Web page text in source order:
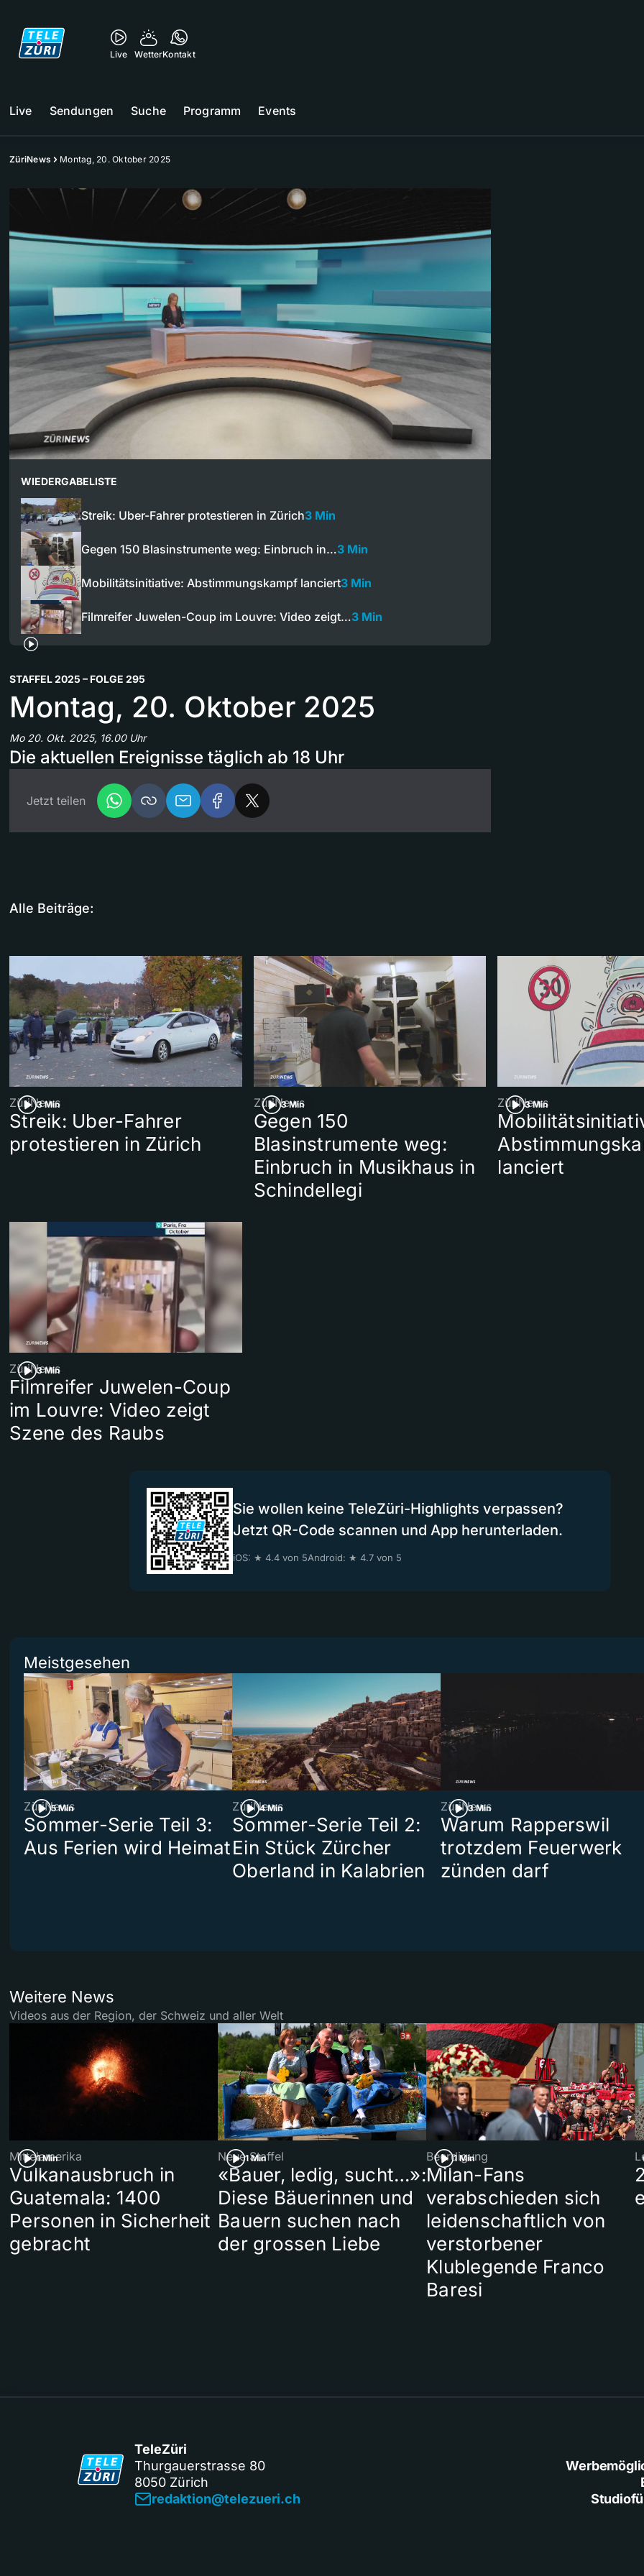
Live WetterKontakt
Live Sendungen Suche Programm Events
ZüriNews Montag, 20. Oktober 2025
WIEDERGABELISTE
Streik: Uber-Fahrer protestieren in Zürich3 Min
Gegen 150 Blasinstrumente weg: Einbruch in…3 Min
Mobilitätsinitiative: Abstimmungskampf lanciert3 Min
Filmreifer Juwelen-Coup im Louvre: Video zeigt…3 Min
STAFFEL 2025 – FOLGE 295
Montag, 20. Oktober 2025
Mo 20. Okt. 2025, 16.00 Uhr
Die aktuellen Ereignisse täglich ab 18 Uhr
Jetzt teilen
Alle Beiträge:
3 Min
ZüriNews
Streik: Uber-Fahrer
protestieren in Zürich
3 Min
ZüriNews
Gegen 150
Blasinstrumente weg:
Einbruch in Musikhaus in
Schindellegi
3 Min
ZüriNews
lanciert
3 Min
ZüriNews
Filmreifer Juwelen-Coup
im Louvre: Video zeigt
Szene des Raubs
Sie wollen keine TeleZüri-Highlights verpassen?
Jetzt QR-Code scannen und App herunterladen.
iOS: ★ 4.4 von 5Android: ★ 4.7 von 5
Meistgesehen
5 Min
ZüriNews
Sommer-Serie Teil 3:
Aus Ferien wird Heimat
4 Min
ZüriNews
Sommer-Serie Teil 2:
Ein Stück Zürcher
Oberland in Kalabrien
3 Min
ZüriNews
Warum Rapperswil
trotzdem Feuerwerk
zünden darf
Weitere News
Videos aus der Region, der Schweiz und aller Welt
1 Min
Mittelamerika
Vulkanausbruch in
Guatemala: 1400
Personen in Sicherheit
gebracht
1 Min
Neue Staffel
«Bauer, ledig, sucht…»:
Diese Bäuerinnen und
Bauern suchen nach
der grossen Liebe
1 Min
Beerdigung
Milan-Fans
verabschieden sich
leidenschaftlich von
verstorbener
Klublegende Franco
Baresi
TeleZüri
Thurgauerstrasse 80
8050 Zürich
redaktion@telezueri.ch